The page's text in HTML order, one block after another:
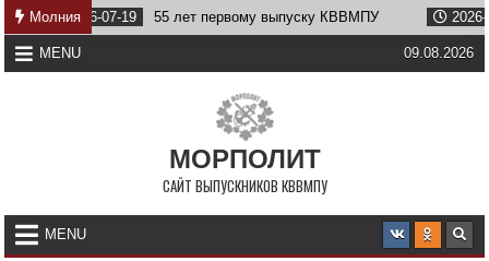
Skip
to
content
Молния
07-19 55 лет первому выпуску КВВМПУ 2026-07-07
MENU 09.08.2026
МОРПОЛИТ
САЙТ ВЫПУСКНИКОВ КВВМПУ
MENU